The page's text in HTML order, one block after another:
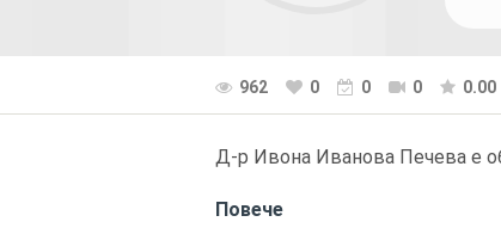
962 0 0 0 0.00
Д-р Ивона Иванова Печева е
Повече